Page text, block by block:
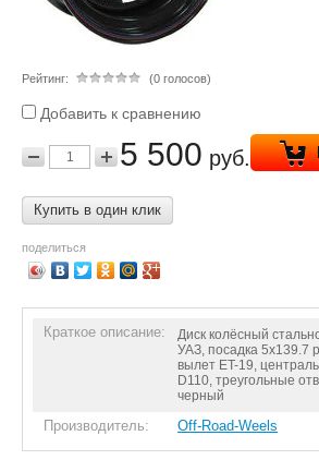
Рейтинг: (0 голосов)
Добавить к сравнению
5 500 руб.
Купить в один клик
поделиться
Краткое описание:
Диск колёсный
УАЗ, посадка 5x139.7
вылет ET-19,
D110, треугольные
черный
Производитель: Off-Road-Weels